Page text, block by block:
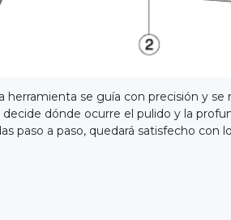
herramienta se guía con precisión y
dónde ocurre el pulido y la
paso a paso, quedará satisfecho con